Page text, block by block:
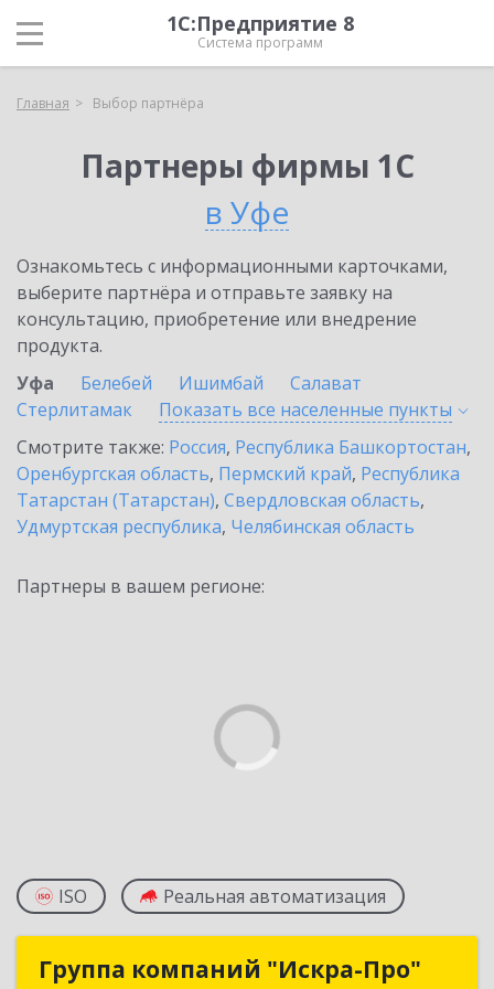
1С:Предприятие 8
Система программ
Главная Выбор партнёра
Партнеры фирмы 1С
в Уфе
Ознакомьтесь с информационными карточками,
выберите партнёра и отправьте заявку на
консультацию, приобретение или внедрение
продукта.
Уфа
Белебей Ишимбай
Салават
Стерлитамак
Показать все населенные пункты
Смотрите также: Россия, Республика Башкортостан,
Оренбургская область, Пермский край, Республика
Татарстан (Татарстан), Свердловская область,
Удмуртская республика, Челябинская область
Партнеры в вашем регионе:
ISO Реальная автоматизация
Группа компаний "Искра-Про"
Группа компаний "Искра-Про"